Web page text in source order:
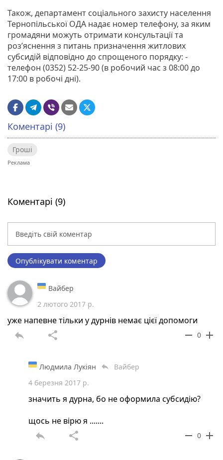
Також, департамент соціального захисту населення
Тернопільської ОДА надає номер телефону, за яким
громадяни можуть отримати консультації та
роз’яснення з питань призначення житлових
субсидій відповідно до спрощеного порядку: -
телефон (0352) 52-25-90 (в робочий час з 08:00 до
17:00 в робочі дні).
Коментарі (9)
Гроші
Коментарі (9)
Опублікувати коментар
Вайбер
2 лютого 2017 р.
уже напевне тільки у дурнів немає цієї допомоги
reply share remove 0 add
Людмила Лукіян reply
Вайбер
4 березня 2017 р.
значить я дурна, бо не оформила субсидію?
щось не вірю я .......
reply share remove 0 add